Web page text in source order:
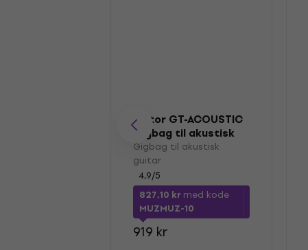
Gator GT-ACOUSTIC
Gigbag til akustisk
guitar Black
Gigbag til akustisk
guitar
4,9/5
827,10 krmed kode
MUZMUZ-10
919 kr